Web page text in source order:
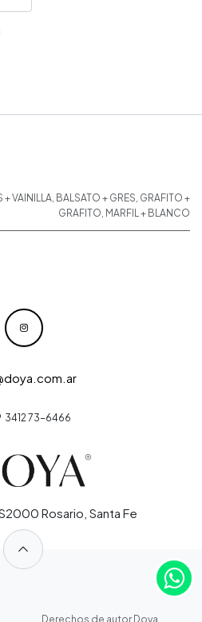
+ VAINILLA BALSATO + GRES GRAFITO +
GRAFITO MARFIL + BLANCO
Rosario, Santa Fe
3412 73-6466
​Derechos de autor Doya